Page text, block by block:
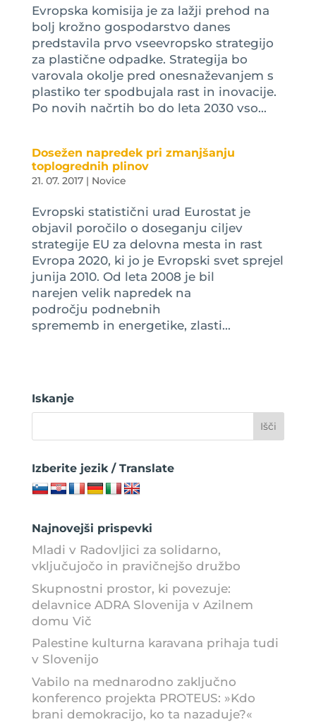
Evropska komisija je za lažji prehod na
bolj krožno gospodarstvo danes
predstavila prvo vseevropsko strategijo
za plastične odpadke. Strategija bo
varovala okolje pred onesnaževanjem s
plastiko ter spodbujala rast in inovacije.
Po novih načrtih bo do leta 2030 vso...
Dosežen napredek pri zmanjšanju
toplogrednih plinov
21. 07. 2017| Novice
Evropski statistični urad Eurostat je
objavil poročilo o doseganju ciljev
strategije EU za delovna mesta in rast
Evropa 2020, ki jo je Evropski svet sprejel
junija 2010. Od leta 2008 je bil
narejen velik napredek na
področju podnebnih
sprememb in energetike, zlasti...
Iskanje
Izberite jezik / Translate
Najnovejši prispevki
Mladi v Radovljici za solidarno,
vključujočo in pravičnejšo družbo
Skupnostni prostor, ki povezuje:
delavnice ADRA Slovenija v Azilnem
domu Vič
Palestine kulturna karavana prihaja tudi
v Slovenijo
Vabilo na mednarodno zaključno
konferenco projekta PROTEUS: »Kdo
brani demokracijo, ko ta nazaduje?«